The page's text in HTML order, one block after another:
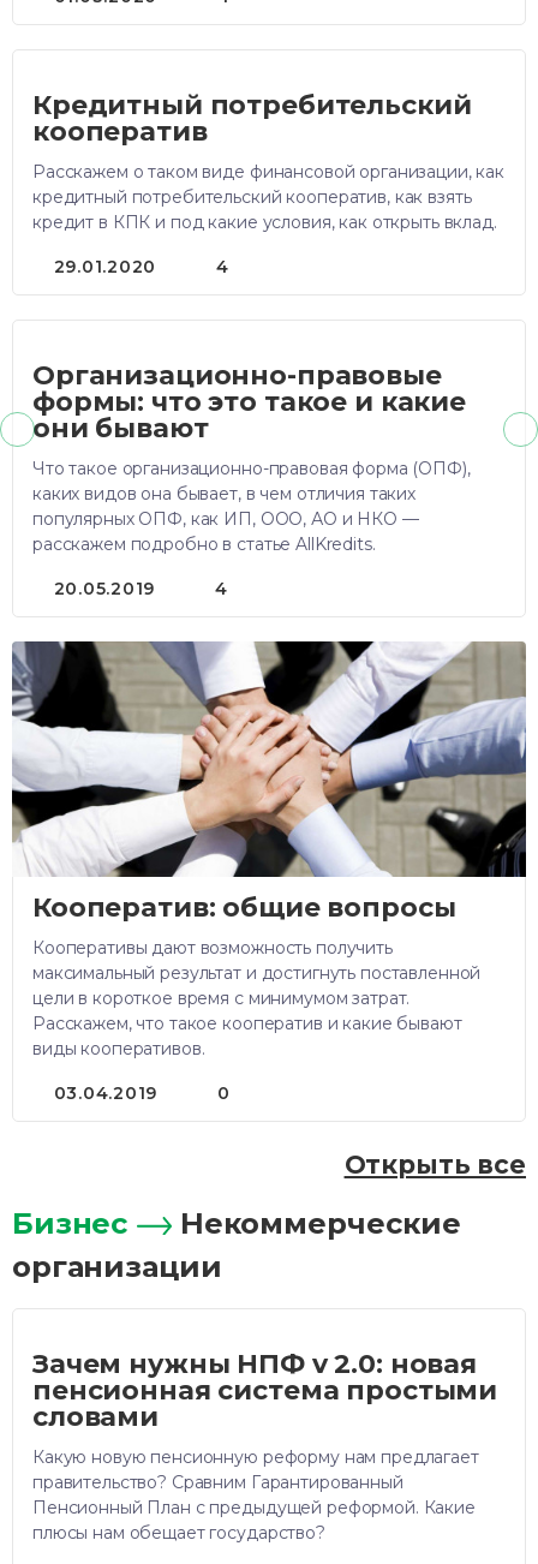
Кредитный потребительский
кооператив
Расскажем о таком виде финансовой организации, как
кредитный потребительский кооператив, как взять
кредит в КПК и под какие условия, как открыть вклад.
29.01.2020 4
Организационно-правовые
формы: что это такое и какие
они бывают
Что такое организационно-правовая форма (ОПФ),
каких видов она бывает, в чем отличия таких
популярных ОПФ, как ИП, ООО, АО и НКО —
расскажем подробно в статье AllKredits.
20.05.2019 4
Кооператив: общие вопросы
Кооперативы дают возможность получить
максимальный результат и достигнуть поставленной
цели в короткое время с минимумом затрат.
Расскажем, что такое кооператив и какие бывают
виды кооперативов.
03.04.2019 0
Открыть все
Бизнес
Некоммерческие
организации
Зачем нужны НПФ v 2.0: новая
пенсионная система простыми
словами
Какую новую пенсионную реформу нам предлагает
правительство? Сравним Гарантированный
Пенсионный План с предыдущей реформой. Какие
плюсы нам обещает государство?